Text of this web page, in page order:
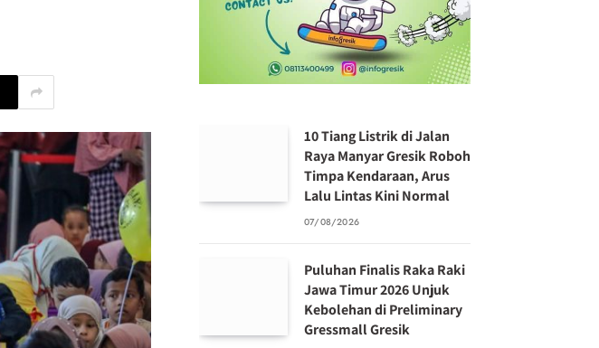
10 Tiang Listrik di Jalan
Raya Manyar Gresik Roboh
Timpa Kendaraan, Arus
Lalu Lintas Kini Normal
07/08/2026
Puluhan Finalis Raka Raki
Jawa Timur 2026 Unjuk
Kebolehan di Preliminary
Gressmall Gresik